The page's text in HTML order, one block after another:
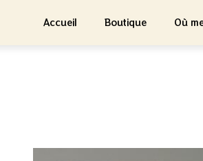
Accueil Boutique Où